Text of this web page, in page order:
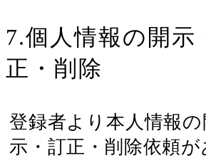
7.個人情報の開示
正・削除
登録者より本人情報の
示・訂正・削除依頼が